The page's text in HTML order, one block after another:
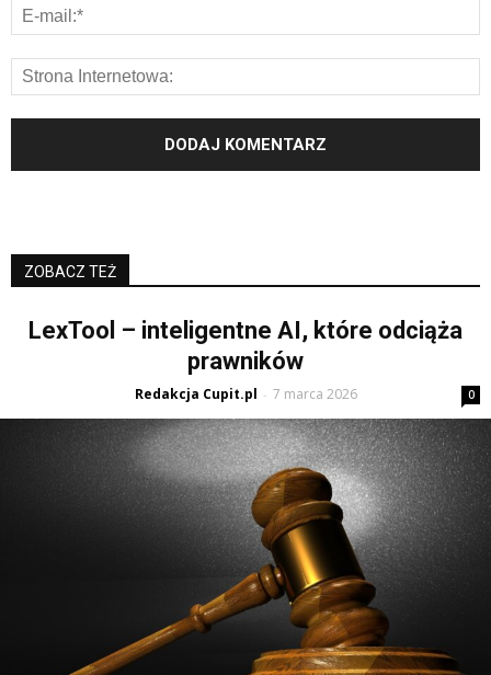
ZOBACZ TEŻ
LexTool – inteligentne AI, które odciąża
prawników
Redakcja Cupit.pl - 7 marca 2026 0